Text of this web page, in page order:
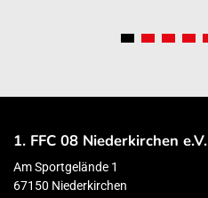
1. FFC 08 Niederkirchen e.V.
Am Sportgelände 1
67150 Niederkirchen